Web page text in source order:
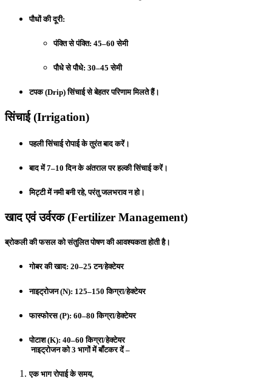
पौधों की दूरी:
पंक्ति से पंक्ति: 45–60 सेमी
पौधे से पौधे: 30–45 सेमी
टपक (Drip) सिंचाई से बेहतर परिणाम मिलते हैं।
सिंचाई (Irrigation)
पहली सिंचाई रोपाई के तुरंत बाद करें।
बाद में 7–10 दिन के अंतराल पर हल्की सिंचाई करें।
मिट्टी में नमी बनी रहे, परंतु जलभराव न हो।
खाद एवं उर्वरक (Fertilizer Management)
ब्रोकली की फसल को संतुलित पोषण की आवश्यकता होती है।
गोबर की खाद: 20–25 टन/हेक्टेयर
नाइट्रोजन (N): 125–150 किग्रा/हेक्टेयर
फास्फोरस (P): 60–80 किग्रा/हेक्टेयर
पोटाश (K): 40–60 किग्रा/हेक्टेयर
नाइट्रोजन को 3 भागों में बाँटकर दें –
एक भाग रोपाई के समय,